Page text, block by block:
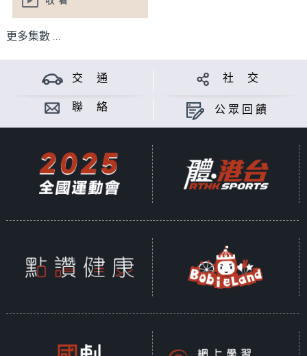
更多集數 ...
交 通 社 交
聯 絡 公眾回饋